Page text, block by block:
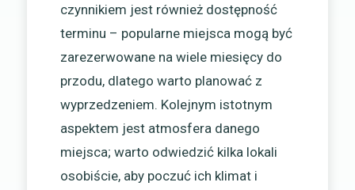
czynnikiem jest również dostępność
terminu – popularne miejsca mogą być
zarezerwowane na wiele miesięcy do
przodu, dlatego warto planować z
wyprzedzeniem. Kolejnym istotnym
aspektem jest atmosfera danego
miejsca; warto odwiedzić kilka lokali
osobiście, aby poczuć ich klimat i